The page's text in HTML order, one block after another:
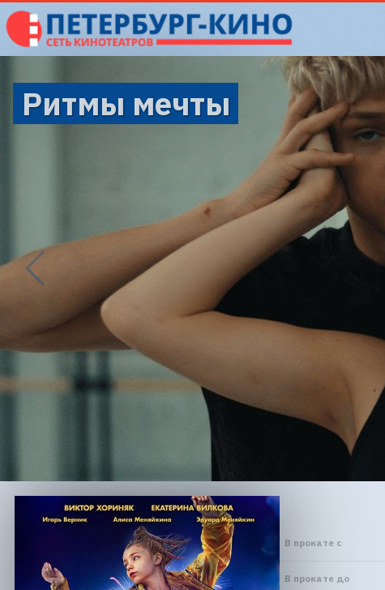
Ритмы мечты
В прокате с
В прокате до